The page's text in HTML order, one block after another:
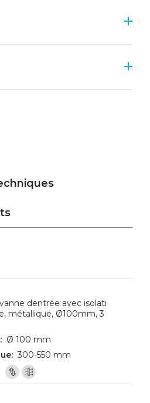
dentrée avec isolati
métallique, Ø100mm, 3
Ø 100 mm
300-550 mm